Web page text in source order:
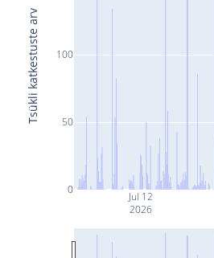
Jul 12
2026
0
50
100
Tsükli katkestuste arv